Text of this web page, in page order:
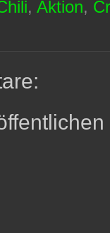
, Aktion,